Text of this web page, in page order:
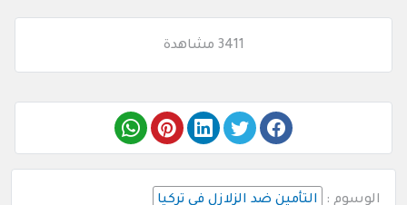
3411 مشاهدة
الوسوم : التأمين ضد الزلازل في تركيا